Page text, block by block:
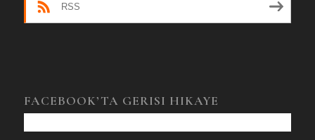
RSS
FACEBOOK’TA GERISI HIKAYE